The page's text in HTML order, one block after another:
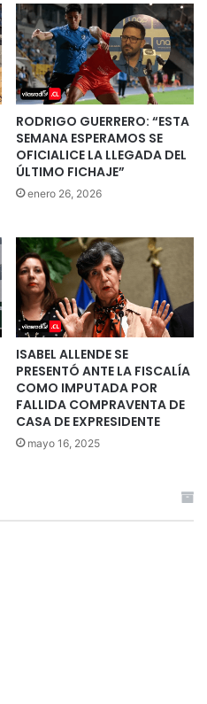
RODRIGO GUERRERO: “ESTA
SEMANA ESPERAMOS SE
OFICIALICE LA LLEGADA DEL
ÚLTIMO FICHAJE”
enero 26, 2026
ISABEL ALLENDE SE
PRESENTÓ ANTE LA FISCALÍA
COMO IMPUTADA POR
FALLIDA COMPRAVENTA DE
CASA DE EXPRESIDENTE
mayo 16, 2025